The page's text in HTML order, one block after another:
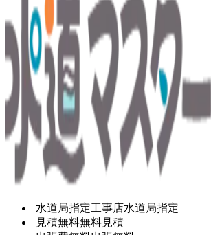
水道局指定工事店水道局指定
見積無料無料見積